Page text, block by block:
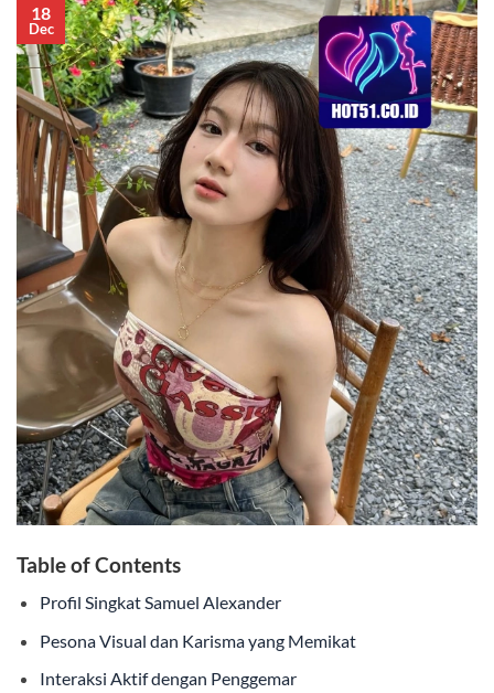
18
Dec
Table of Contents
Profil Singkat Samuel Alexander
Pesona Visual dan Karisma yang Memikat
Interaksi Aktif dengan Penggemar